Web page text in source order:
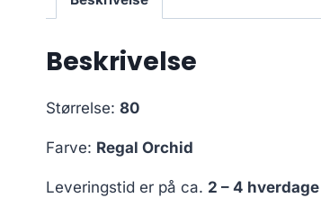
Beskrivelse
Størrelse: 80
Farve: Regal Orchid
Leveringstid er på ca. 2 – 4 hverdage